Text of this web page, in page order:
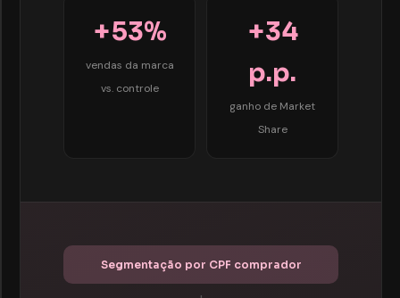
+53%
vendas da marca
vs. controle
+34
p.p.
ganho de Market
Share
Segmentação por CPF comprador